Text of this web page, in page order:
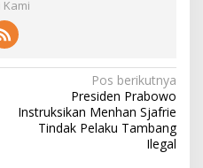
Kami
Pos berikutnya
Presiden Prabowo
Instruksikan Menhan Sjafrie
Tindak Pelaku Tambang
Ilegal